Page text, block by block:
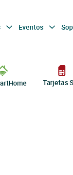
Eventos
Tarjetas